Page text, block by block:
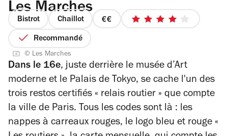
Les Marches
Bistrot Chaillot
prix
4
4
étoiles
Recommandé
© Les Marches
Dans le 16e, juste derrière le musée d’Art
moderne et le Palais de Tokyo, se cache l'un des
trois restos certifiés « relais routier » que compte
la ville de Paris. Tous les codes sont là : les
nappes à carreaux rouges, le logo bleu et rouge «